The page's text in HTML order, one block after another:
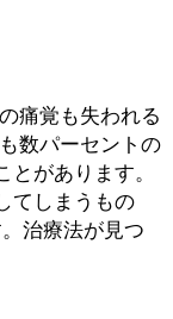
痛覚も失われる
数パーセントの
があります。
てしまうもの
治療法が見つ